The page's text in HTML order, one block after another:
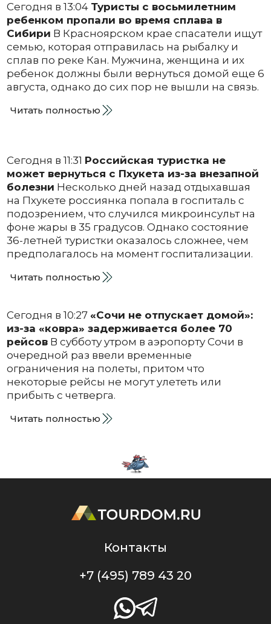
Сегодня в 13:04 Туристы с восьмилетним
ребенком пропали во время сплава в
Сибири В Красноярском крае спасатели ищут
семью, которая отправилась на рыбалку и
сплав по реке Кан. Мужчина, женщина и их
ребенок должны были вернуться домой еще 6
августа, однако до сих пор не вышли на связь.
Читать полностью
Сегодня в 11:31 Российская туристка не
может вернуться с Пхукета из-за внезапной
болезни Несколько дней назад отдыхавшая
на Пхукете россиянка попала в госпиталь с
подозрением, что случился микроинсульт на
фоне жары в 35 градусов. Однако состояние
36-летней туристки оказалось сложнее, чем
предполагалось на момент госпитализации.
Читать полностью
Сегодня в 10:27 «Сочи не отпускает домой»:
из-за «ковра» задерживается более 70
рейсовВ субботу утром в аэропорту Сочи в
очередной раз ввели временные
ограничения на полеты, притом что
некоторые рейсы не могут улететь или
прибыть с четверга.
Читать полностью
Контакты
+7 (495) 789 43 20